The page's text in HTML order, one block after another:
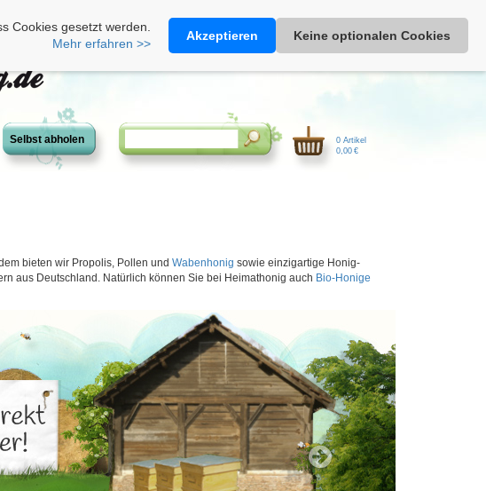
Heimathonig auf Facebook|Kunden-Login|Warenkorb
Cookies gesetzt werden.
Mehr erfahren >>
Akzeptieren Keine optionalen Cookies
Selbst abholen
0 Artikel
0,00 €
bieten wir Propolis, Pollen und Wabenhonig sowie einzigartige Honig-
aus Deutschland. Natürlich können Sie bei Heimathonig auch Bio-Honige